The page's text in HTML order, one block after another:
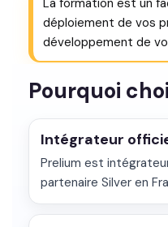
déploiement de vos
développement de
Pourquoi
Intégrateur
Prelium est
partenaire Silver en